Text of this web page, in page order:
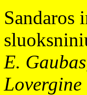
Sandaros
E.
Lovergine